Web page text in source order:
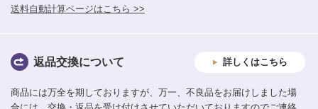
送料自動計算ページはこちら >>
返品交換について 詳しくはこちら
商品には万全を期しておりますが、万一、不良品をお届けしました場